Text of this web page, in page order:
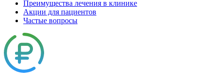
Преимущества лечения в клинике
Акции для пациентов
Частые вопросы